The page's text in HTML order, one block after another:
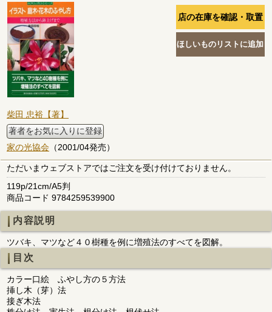
柴田 忠裕【著】
著者をお気に入りに登録
家の光協会 （2001/04発売）
ただいまウェブストアではご注文を受け付けておりません。
119p/21cm/A5判
商品コード 9784259539900
内容説明
ツバキ、マツなど４０樹種を例に増殖法のすべてを図解。
目次
カラー口絵 ふやし方の５方法
挿し木（芽）法
接ぎ木法